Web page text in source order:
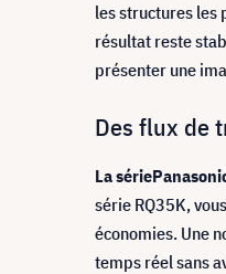
les structures les
résultat reste
présenter une
Des flux de
La série
série RQ35K,
économies. Une
temps réel sans